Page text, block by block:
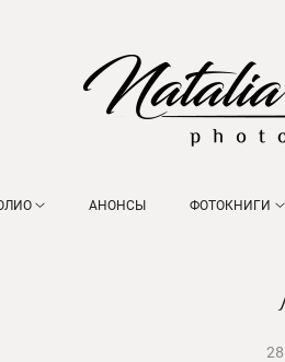
АНОНСЫ ФОТОКНИГИ